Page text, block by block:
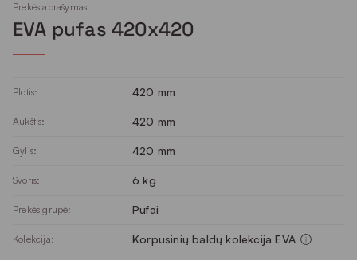
Prekės aprašymas
EVA pufas 420x420
Plotis: 420 mm
Aukštis: 420 mm
Gylis: 420 mm
Svoris: 6 kg
Prekės grupė: Pufai
Kolekcija: Korpusinių baldų kolekcija EVA